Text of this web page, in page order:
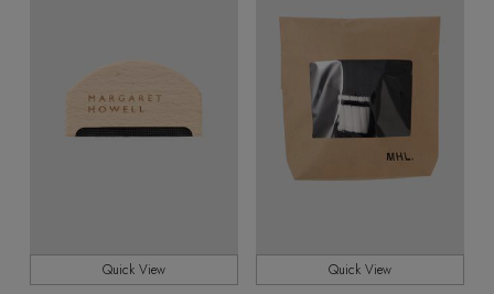
Quick View Quick View